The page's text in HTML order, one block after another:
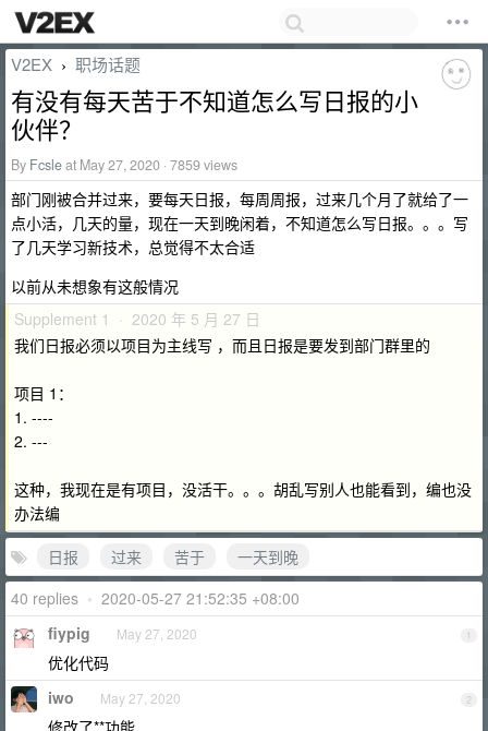
V2EX › 职场话题
有没有每天苦于不知道怎么写日报的小
伙伴？
By Fcsleat May 27, 2020 · 7859 views
部门刚被合并过来，要每天日报，每周周报，过来几个月了就给了一
点小活，几天的量，现在一天到晚闲着，不知道怎么写日报。。。写
了几天学习新技术，总觉得不太合适
以前从未想象有这般情况
Supplement 1 · 2020 年 5 月 27 日
我们日报必须以项目为主线写 ，而且日报是要发到部门群里的
项目 1：
1. ----
2. ---
这种，我现在是有项目，没活干。。。胡乱写别人也能看到，编也没
办法编
日报
过来 苦于
一天到晚
40 replies • 2020-05-27 21:52:35 +08:00
1
fiypig May 27, 2020
优化代码
2
iwo May 27, 2020
修改了**功能